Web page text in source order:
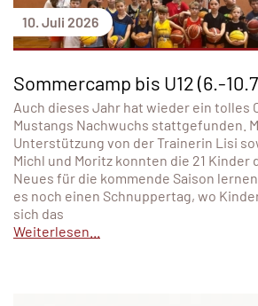
10. Juli 2026
Sommercamp bis U12 (6.-
Auch dieses Jahr hat wieder ein tolles
Mustangs Nachwuchs stattgefunden.
Unterstützung von der Trainerin Lisi
Michl und Moritz konnten die 21 Kinder
Neues für die kommende Saison
es noch einen Schnuppertag, wo
sich das
Weiterlesen...